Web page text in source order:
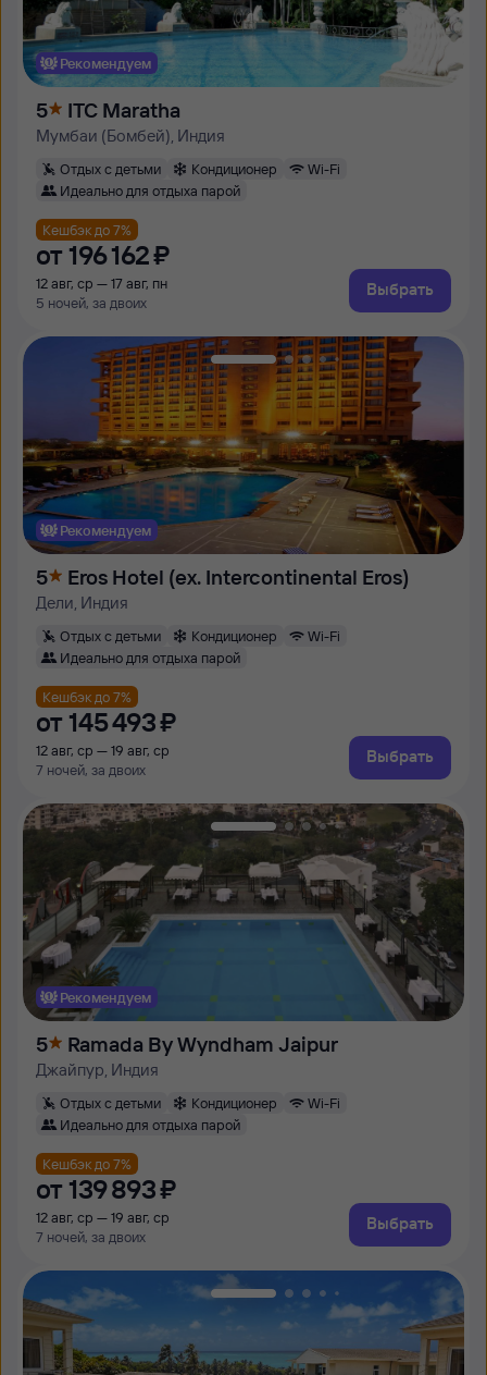
Рекомендуем
5 ITC Maratha
Мумбаи (Бомбей), Индия
Отдых с детьми Кондиционер
Wi-Fi
Идеально для отдыха парой
Кешбэк до 7%
от 196 ⁠162 ⁠₽
12 авг, ср — 17 авг, пн
5 ночей, за двоих
Выбрать
Рекомендуем
5 Eros Hotel (ex. Intercontinental Eros)
Дели, Индия
Отдых с детьми Кондиционер
Wi-Fi
Идеально для отдыха парой
Кешбэк до 7%
от 145 ⁠493 ⁠₽
12 авг, ср — 19 авг, ср
7 ночей, за двоих
Выбрать
Рекомендуем
5 Ramada By Wyndham Jaipur
Джайпур, Индия
Отдых с детьми Кондиционер
Wi-Fi
Идеально для отдыха парой
Кешбэк до 7%
от 139 ⁠893 ⁠₽
12 авг, ср — 19 авг, ср
7 ночей, за двоих
Выбрать